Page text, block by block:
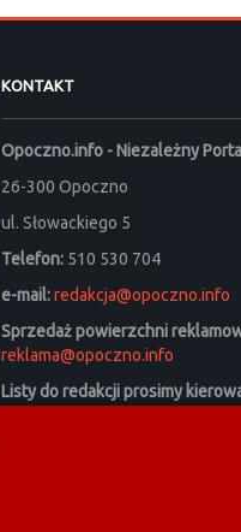
KONTAKT
Opoczno.info - Niezależny
26-300 Opoczno
ul. Słowackiego 5
Telefon: 510 530 704
e-mail:redakcja@opoczno.info
Sprzedaż powierzchni
reklama@opoczno.info
Listy do redakcji prosimy